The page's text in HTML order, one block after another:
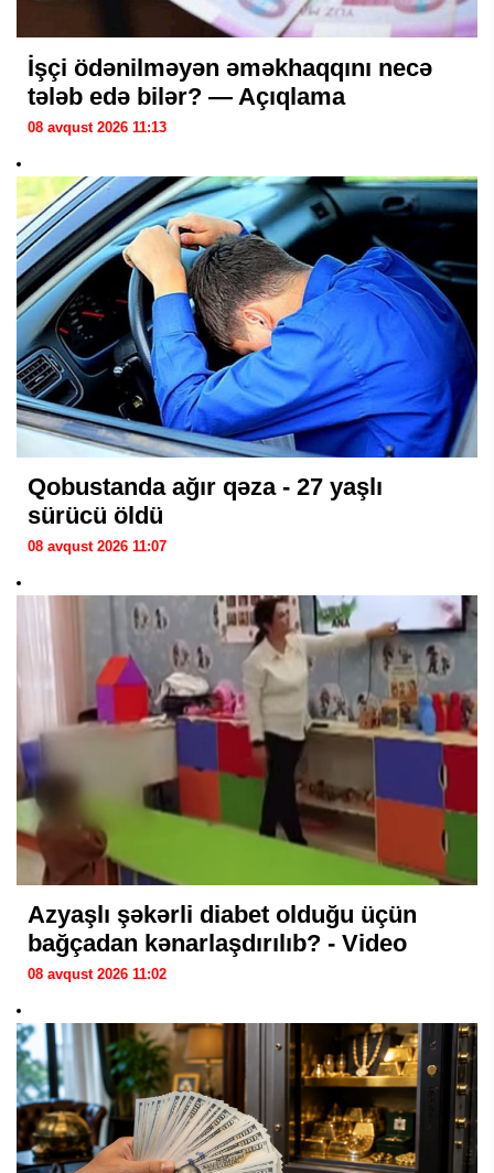
İşçi ödənilməyən əməkhaqqını necə
tələb edə bilər? — Açıqlama
08 avqust 2026 11:13
Qobustanda ağır qəza - 27 yaşlı
sürücü öldü
08 avqust 2026 11:07
Azyaşlı şəkərli diabet olduğu üçün
bağçadan kənarlaşdırılıb? - Video
08 avqust 2026 11:02